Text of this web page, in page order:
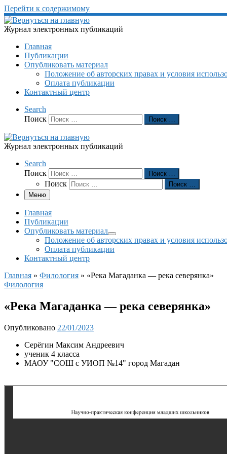
Перейти к содержимому
Журнал электронных публикаций
Главная
Публикации
Опубликовать материал
Положение об авторских правах и условия
Оплата публикации
Контактный центр
Search
Поиск
Поиск …
Журнал электронных публикаций
Search
Поиск
Поиск …
Поиск
Поиск …
Меню
Главная
Публикации
Опубликовать материал
Положение об авторских правах и условия
Оплата публикации
Контактный центр
Главная » Филология » «Река Магаданка — река северянка»
Филология
«Река Магаданка — река северянка»
Опубликовано 22/01/2023
Серёгин Максим Андреевич
ученик 4 класса
МАОУ "СОШ с УИОП №14" город Магадан